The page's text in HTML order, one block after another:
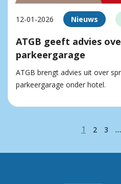
12-01-2026 Nieuws
ATGB geeft advies
parkeergarage
ATGB brengt advies uit over
parkeergarage onder hotel.
1 2 3 …